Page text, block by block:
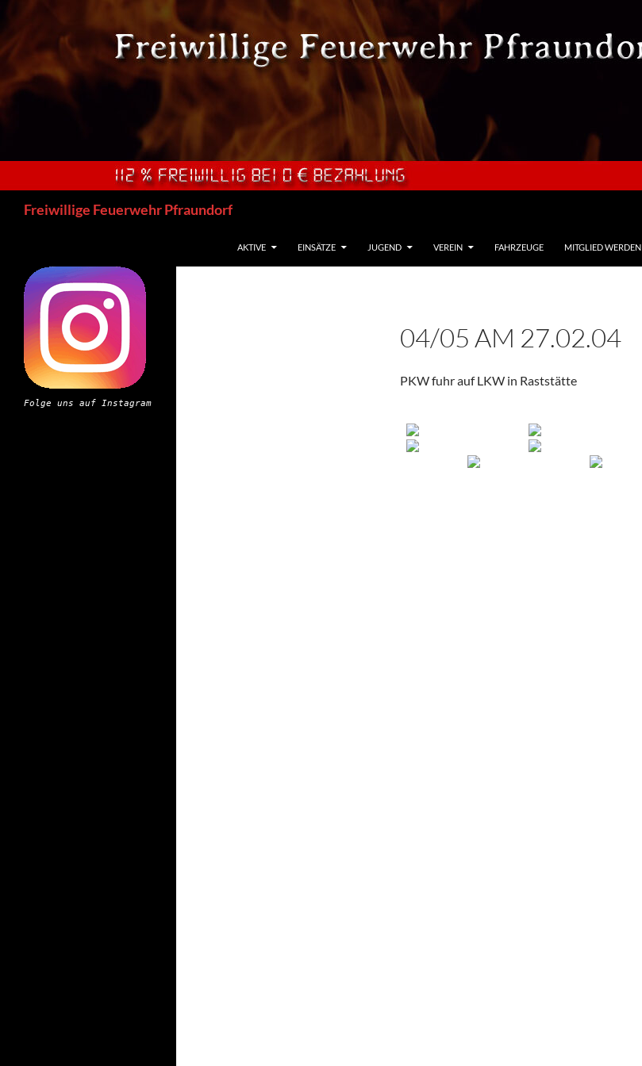
springen
Freiwillige Feuerwehr Pfraundorf
AKTIVE EINSÄTZE JUGEND VEREIN FAHRZEUGE MITGLIED WERDEN
04/05 AM 27.02.04
PKW fuhr auf LKW in Raststätte
Folge uns auf Instagram